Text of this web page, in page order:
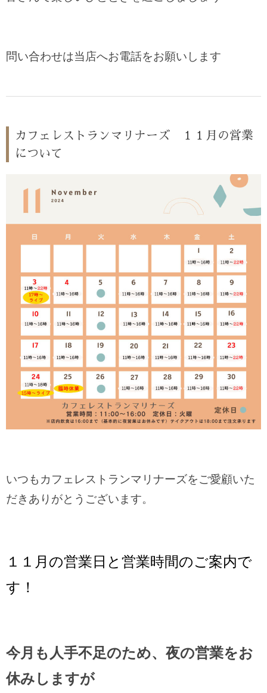
問い合わせは当店へお電話をお願いします
カフェレストランマリナーズ １１月の営業
について
いつもカフェレストランマリナーズをご愛顧いた
だきありがとうございます。
１１月の営業日と営業時間のご案内で
す！
今月も人手不足のため、夜の営業をお
休みしますが